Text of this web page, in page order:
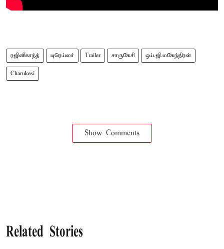
ரஜினிகாந்த் டிரெய்லர் Trailer சாருகேசி ஒய்.ஜி.மகேந்திரன்
Charukesi
Show Comments
Related Stories